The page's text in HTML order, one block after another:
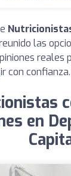
las
reales
con confianza.
en